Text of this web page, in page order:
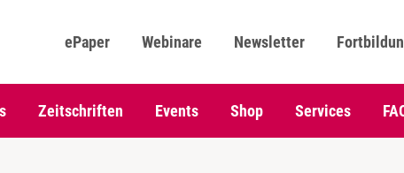
ePaper Webinare Newsletter
Zeitschriften Events Shop Services